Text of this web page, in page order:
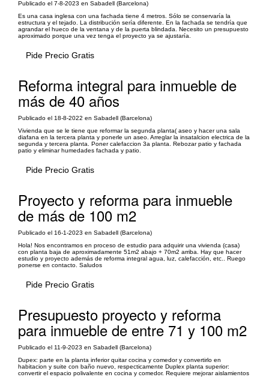
Publicado el 7-8-2023 en Sabadell (Barcelona)
Es una casa inglesa con una fachada tiene 4 metros. Sólo se conservaría la
estructura y el tejado. La distribución sería diferente. En la fachada se tendría que
agrandar el hueco de la ventana y de la puerta blindada. Necesito un presupuesto
aproximado porque una vez tenga el proyecto ya se ajustaría.
Pide Precio Gratis
Reforma integral para inmueble de
más de 40 años
Publicado el 18-8-2022 en Sabadell (Barcelona)
Vivienda que se le tiene que reformar la segunda planta( aseo y hacer una sala
diafana en la tercera planta y ponerle un aseo. Arreglar la insatalcion electrica de la
segunda y tercera planta. Poner calefaccion 3a planta. Rebozar patio y fachada
patio y eliminar humedades fachada y patio.
Pide Precio Gratis
Proyecto y reforma para inmueble
de más de 100 m2
Publicado el 16-1-2023 en Sabadell (Barcelona)
Hola! Nos encontramos en proceso de estudio para adquirir una vivienda (casa)
con planta baja de aproximadamente 51m2 abajo + 70m2 arriba. Hay que hacer
estudio y proyecto además de reforma integral agua, luz, calefacción, etc.. Ruego
ponerse en contacto. Saludos
Pide Precio Gratis
Presupuesto proyecto y reforma
para inmueble de entre 71 y 100 m2
Publicado el 11-9-2023 en Sabadell (Barcelona)
Dupex: parte en la planta inferior quitar cocina y comedor y convertirlo en
habitacion y suite con baño nuevo, respecticamente Duplex planta superior:
convertir el espacio polivalente en cocina y comedor. Requiere mejorar aislamientos